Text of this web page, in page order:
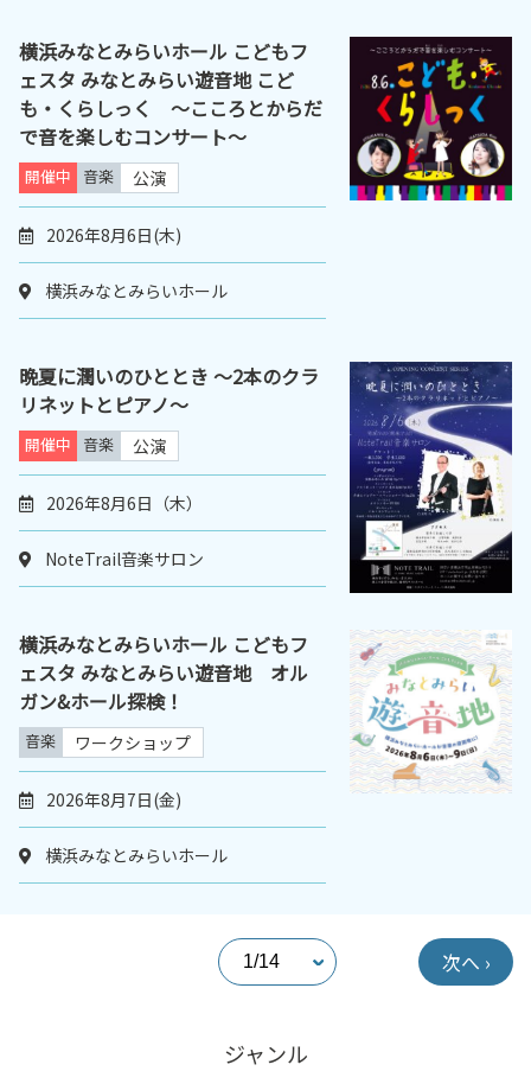
横浜みなとみらいホール こどもフ
ェスタ みなとみらい遊音地 こど
も・くらしっく ～こころとからだ
で音を楽しむコンサート～
開催中 音楽 公演
2026年8月6日(木)
横浜みなとみらいホール
晩夏に潤いのひととき ～2本のクラ
リネットとピアノ～
開催中 音楽 公演
2026年8月6日（木）
NoteTrail音楽サロン
横浜みなとみらいホール こどもフ
ェスタ みなとみらい遊音地 オル
ガン&ホール探検！
音楽 ワークショップ
2026年8月7日(金)
横浜みなとみらいホール
次へ ›
ジャンル